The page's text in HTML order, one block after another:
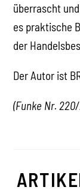
überrascht
es praktische
der
Der Autor ist
(Funke Nr.